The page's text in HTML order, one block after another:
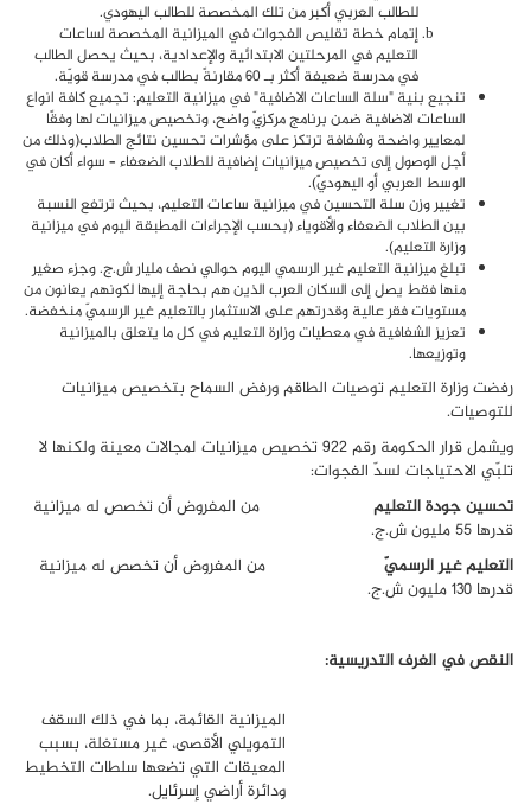
للطالب العربي أكبر من تلك المخصصة للطالب اليهودي.
إتمام خطة تقليص الفجوات في الميزانية المخصصة لساعات
التعليم في المرحلتين الابتدائية والإعدادية، بحيث يحصل الطالب
في مدرسة ضعيفة أكثر بـ 60 مقارنةً بطالب في مدرسة قويّة.
تنجيع بنية "سلة الساعات الاضافية" في ميزانية التعليم: تجميع كافة انواع
الساعات الاضافية ضمن برنامج مركزيّ واضح، وتخصيص ميزانيات لها وفقًا
لمعايير واضحة وشفافة ترتكز على مؤشرات تحسين نتائج الطلاب(وذلك من
أجل الوصول إلى تخصيص ميزانيات إضافية للطلاب الضعفاء – سواء أكان في
الوسط العربي أو اليهوديّ).
تغيير وزن سلة التحسين في ميزانية ساعات التعليم، بحيث ترتفع النسبة
بين الطلاب الضعفاء والأقوياء (بحسب الإجراءات المطبقة اليوم في ميزانية
وزارة التعليم).
تبلغ ميزانية التعليم غير الرسمي اليوم حوالي نصف مليار ش.ج. وجزء صغير
منها فقط يصل إلى السكان العرب الذين هم بحاجة إليها لكونهم يعانون من
مستويات فقر عالية وقدرتهم على الاستثمار بالتعليم غير الرسميّ منخفضة.
تعزيز الشفافية في معطيات وزارة التعليم في كل ما يتعلق بالميزانية
وتوزيعها.
رفضت وزارة التعليم توصيات الطاقم ورفض السماح بتخصيص ميزانيات
للتوصيات.
ويشمل قرار الحكومة رقم 922 تخصيص ميزانيات لمجالات معينة ولكنها لا
تلبّي الاحتياجات لسدّ الفجوات:
تحسين جودة التعليممن المفروض أن تخصص له ميزانية
قدرها 55 مليون ش.ج.
التعليم غير الرسميّ
من المفروض أن تخصص له ميزانية
قدرها 130 مليون ش.ج.
النقص في الغرف التدريسية:
الميزانية القائمة، بما في ذلك السقف
التمويلي الأقصى، غير مستغلة، بسبب
المعيقات التي تضعها سلطات التخطيط
ودائرة أراضي إسرئايل.